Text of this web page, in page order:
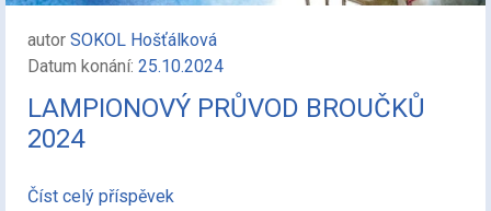
autor SOKOL Hošťálková
Datum konání: 25.10.2024
LAMPIONOVÝ PRŮVOD BROUČKŮ
2024
Číst celý příspěvek